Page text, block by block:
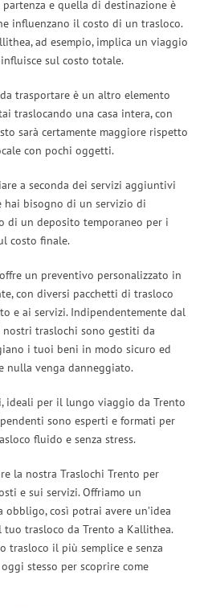
e quella di destinazione è
influenzano il costo di un trasloco.
ad esempio, implica un viaggio
sul costo totale.
trasportare è un altro elemento
traslocando una casa intera, con
sarà certamente maggiore rispetto
con pochi oggetti.
a seconda dei servizi aggiuntivi
hai bisogno di un servizio di
di un deposito temporaneo per i
costo finale.
un preventivo personalizzato in
con diversi pacchetti di trasloco
e ai servizi. Indipendentemente dal
traslochi sono gestiti da
i tuoi beni in modo sicuro ed
nulla venga danneggiato.
ideali per il lungo viaggio da Trento
sono esperti e formati per
fluido e senza stress.
la nostra Traslochi Trento per
e sui servizi. Offriamo un
così potrai avere un’idea
trasloco da Trento a Kallithea.
trasloco il più semplice e senza
stesso per scoprire come